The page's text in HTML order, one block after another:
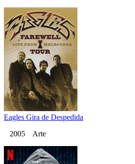
Eagles Gira de Despedida
2005 Arte